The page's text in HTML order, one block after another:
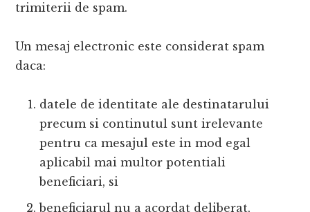
trimiterii de spam.
Un mesaj electronic este considerat spam
daca:
datele de identitate ale destinatarului
precum si continutul sunt irelevante
pentru ca mesajul este in mod egal
aplicabil mai multor potentiali
beneficiari, si
beneficiarul nu a acordat deliberat,